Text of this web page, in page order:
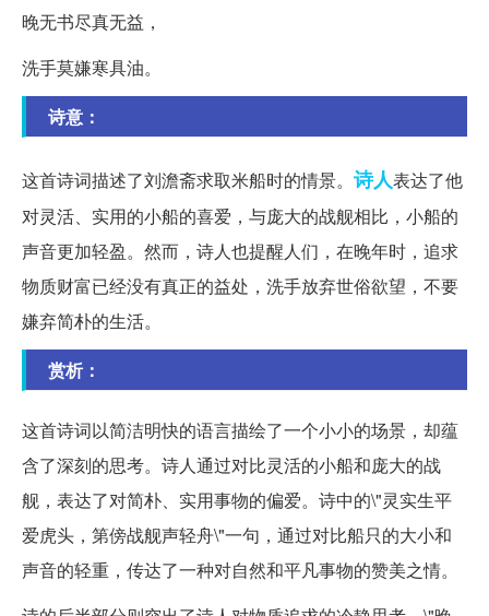
晚无书尽真无益，
洗手莫嫌寒具油。
诗意：
这首诗词描述了刘澹斋求取米船时的情景。 诗人表达了他
对灵活、实用的小船的喜爱，与庞大的战舰相比，小船的
声音更加轻盈。然而，诗人也提醒人们，在晚年时，追求
物质财富已经没有真正的益处，洗手放弃世俗欲望，不要
嫌弃简朴的生活。
赏析：
这首诗词以简洁明快的语言描绘了一个小小的场景，却蕴
含了深刻的思考。诗人通过对比灵活的小船和庞大的战
舰，表达了对简朴、实用事物的偏爱。诗中的\"灵实生平
爱虎头，第傍战舰声轻舟\"一句，通过对比船只的大小和
声音的轻重，传达了一种对自然和平凡事物的赞美之情。